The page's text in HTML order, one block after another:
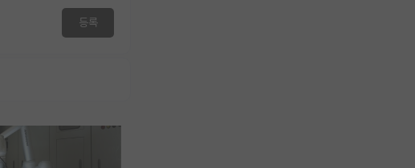
등록